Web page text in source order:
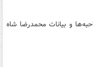
و بیانات محمدرضا شاه